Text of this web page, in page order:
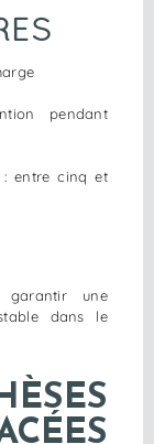
pendant
: entre cinq et
garantir une
dans le